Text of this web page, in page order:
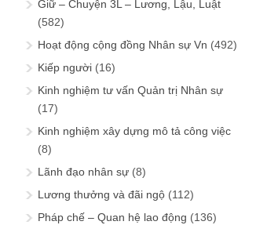
Giữ – Chuyện 3L – Lương, Lậu, Luật
(582)
Hoạt động cộng đồng Nhân sự Vn (492)
Kiếp người (16)
Kinh nghiệm tư vấn Quản trị Nhân sự
(17)
Kinh nghiệm xây dựng mô tả công việc
(8)
Lãnh đạo nhân sự (8)
Lương thưởng và đãi ngộ (112)
Pháp chế – Quan hệ lao động (136)